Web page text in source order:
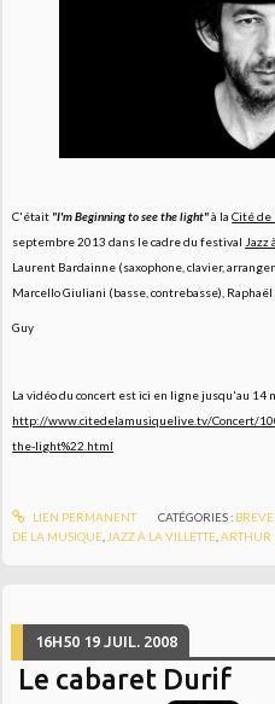
C'était "I'm Beginning to see the light"à laCité de
septembre 2013 dans le cadre du festival Jazz
Laurent Bardainne (saxophone, clavier,
Marcello Giuliani (basse, contrebasse),
Guy
La vidéo du concert est ici en ligne jusqu'au 14
http://www.citedelamusiquelive.tv/Concert/
the-light%22.html
LIEN PERMANENT CATÉGORIES : BREVE
DE LA MUSIQUE JAZZ À LA VILLETTE ,ARTHUR
16H50 19 JUIL. 2008
Le cabaret Durif